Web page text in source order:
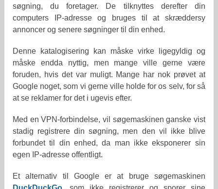
søgning, du foretager. De tilknyttes derefter din
computers IP-adresse og bruges til at skræddersy
annoncer og senere søgninger til din enhed.
Denne katalogisering kan måske virke ligegyldig og
måske endda nyttig, men mange ville gerne være
foruden, hvis det var muligt. Mange har nok prøvet at
Google noget, som vi gerne ville holde for os selv, for så
at se reklamer for det i ugevis efter.
Med en VPN-forbindelse, vil søgemaskinen ganske vist
stadig registrere din søgning, men den vil ikke blive
forbundet til din enhed, da man ikke eksponerer sin
egen IP-adresse offentligt.
Et alternativ til Google er at bruge søgemaskinen